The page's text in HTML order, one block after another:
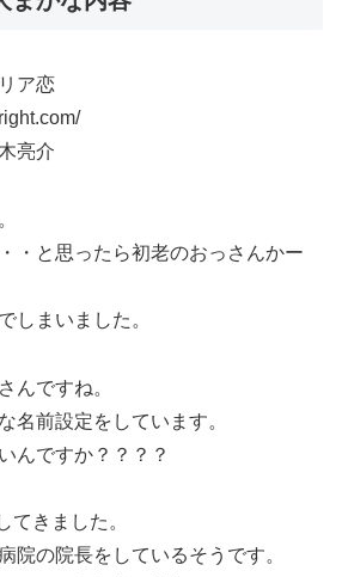
ア恋
亮介
・と思ったら初老のおっさんかー
しまいました。
んですね。
名前設定をしています。
んですか？？？？
てきました。
院の院長をしているそうです。